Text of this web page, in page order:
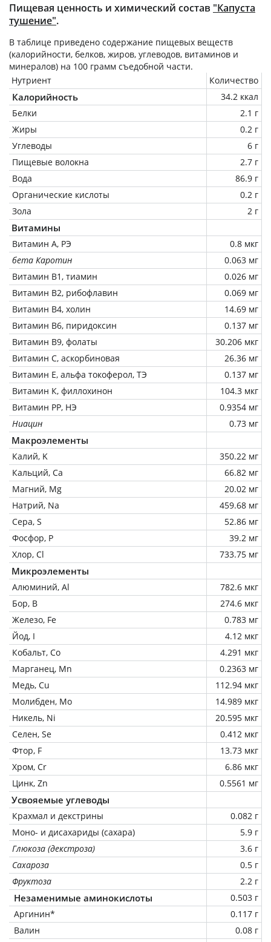
Пищевая ценность и химический состав "Капуста
тушение".
В таблице приведено содержание пищевых веществ
(калорийности, белков, жиров, углеводов, витаминов и
минералов) на 100 грамм съедобной части.
Нутриент
Количество
Калорийность
34.2 ккал
Белки
2.1 г
Жиры
0.2 г
Углеводы
6 г
Пищевые волокна
2.7 г
Вода
86.9 г
Органические кислоты
0.2 г
Зола
2 г
Витамины
Витамин А, РЭ
0.8 мкг
бета Каротин
0.063 мг
Витамин В1, тиамин
0.026 мг
Витамин В2, рибофлавин
0.069 мг
Витамин В4, холин
14.69 мг
Витамин В6, пиридоксин
0.137 мг
Витамин В9, фолаты
30.206 мкг
Витамин C, аскорбиновая
26.36 мг
Витамин Е, альфа токоферол, ТЭ
0.137 мг
Витамин К, филлохинон
104.3 мкг
Витамин РР, НЭ
0.9354 мг
Ниацин
0.73 мг
Макроэлементы
Калий, K
350.22 мг
Кальций, Ca
66.82 мг
Магний, Mg
20.02 мг
Натрий, Na
459.68 мг
Сера, S
52.86 мг
Фосфор, P
39.2 мг
Хлор, Cl
733.75 мг
Микроэлементы
Алюминий, Al
782.6 мкг
Бор, B
274.6 мкг
Железо, Fe
0.783 мг
Йод, I
4.12 мкг
Кобальт, Co
4.291 мкг
Марганец, Mn
0.2363 мг
Медь, Cu
112.94 мкг
Молибден, Mo
14.989 мкг
Никель, Ni
20.595 мкг
Селен, Se
0.412 мкг
Фтор, F
13.73 мкг
Хром, Cr
6.86 мкг
Цинк, Zn
0.5561 мг
Усвояемые углеводы
Крахмал и декстрины
0.082 г
Моно- и дисахариды (сахара)
5.9 г
Глюкоза (декстроза)
3.6 г
Сахароза
0.5 г
Фруктоза
2.2 г
Незаменимые аминокислоты
0.503 г
Аргинин*
0.117 г
Валин
0.08 г